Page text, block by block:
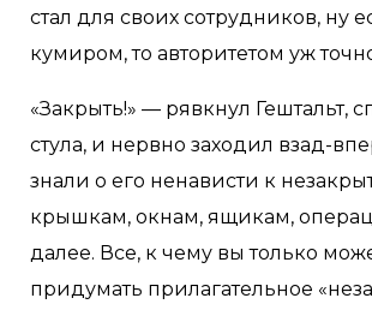
стал для своих сотрудников, ну
кумиром, то авторитетом уж
«Закрыть!» — рявкнул Гештальт,
стула, и нервно заходил взад-
знали о его ненависти к
крышкам, окнам, ящикам,
далее. Все, к чему вы только
придумать прилагательное